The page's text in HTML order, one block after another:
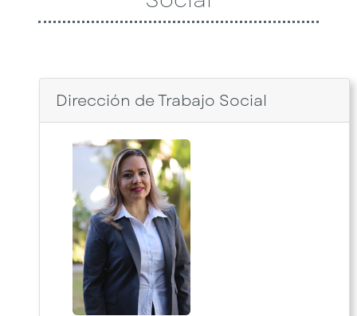
Dirección de Trabajo Social